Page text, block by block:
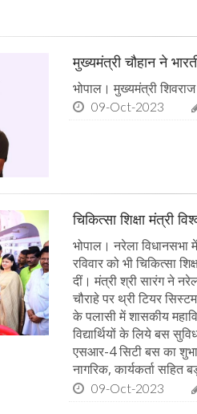
मुख्यमंत्री चौहान ने
भोपाल। मुख्यमंत्री
09-Oct-2023
चिकित्सा शिक्षा मंत्री
भोपाल। नरेला विधानसभा
रविवार को भी चिकित्सा
दीं। मंत्री श्री सारंग ने
चौराहे पर थ्री टियर
के पलासी में शासकीय
विद्यार्थियों के लिये बस
एसआर-4 सिटी बस का
नागरिक, कार्यकर्ता सहित
09-Oct-2023